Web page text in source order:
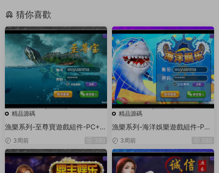
猜你喜歡
精品源碼
漁樂系列-至尊寶遊戲組件-PC+安
卓+蘋果3端
3周前 380
精品源碼
漁樂系列-海洋娛樂遊戲組件-PC
+安卓+蘋果3端
3周前 380